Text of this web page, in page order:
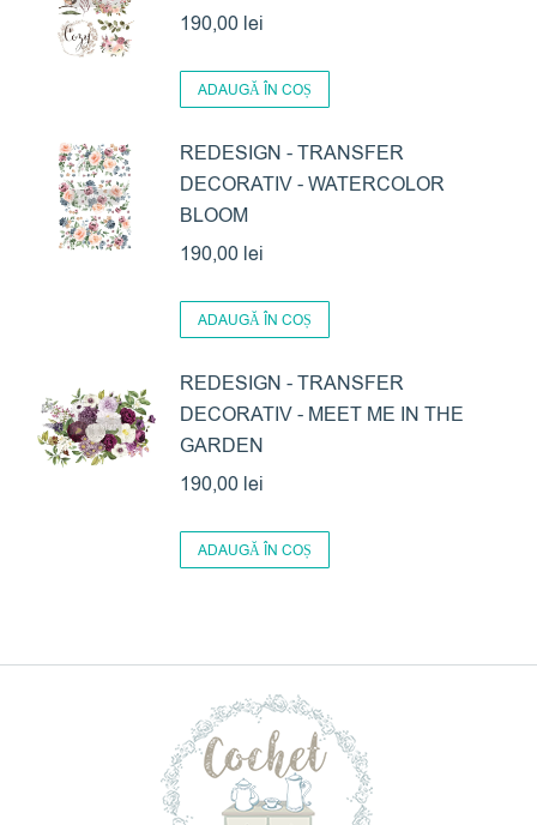
190,00 lei
ADAUGĂ ÎN COȘ
REDESIGN - TRANSFER
DECORATIV - WATERCOLOR
BLOOM
190,00 lei
ADAUGĂ ÎN COȘ
REDESIGN - TRANSFER
DECORATIV - MEET ME IN THE
GARDEN
190,00 lei
ADAUGĂ ÎN COȘ